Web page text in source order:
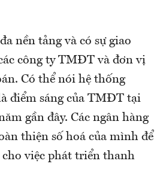
nền tảng và có sự giao
công ty TMĐT và đơn vị
Có thể nói hệ thống
điểm sáng của TMĐT tại
gần đây. Các ngân hàng
thiện số hoá của mình để
việc phát triển thanh